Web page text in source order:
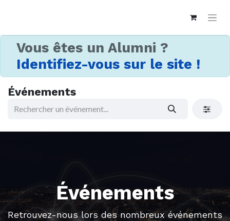
Vous êtes un Alumni ?
Identifiez-vous sur le site !
Événements
Événements
Retrouvez-nous lors des nombreux événements